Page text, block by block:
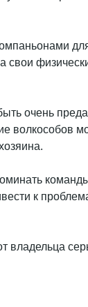
свои
очень
волкособов
к